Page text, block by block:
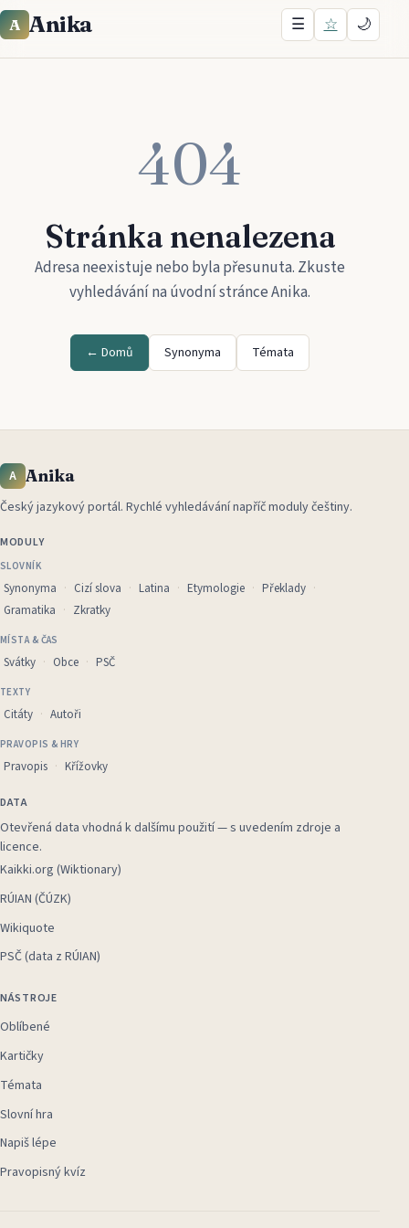
A Anika ☰ ☆ 🌙
404
Stránka nenalezena
Adresa neexistuje nebo byla přesunuta. Zkuste
vyhledávání na úvodní stránceAnika.
← Domů Synonyma Témata
A Anika
Český jazykový portál. Rychlé vyhledávání napříč moduly češtiny.
MODULY
SLOVNÍK
Synonyma Cizí slova Latina Etymologie
Překlady
Gramatika
Zkratky
MÍSTA & ČAS
Svátky Obce PSČ
TEXTY
Citáty Autoři
PRAVOPIS & HRY
Pravopis Křížovky
DATA
Otevřená data vhodná k dalšímu použití — s uvedením zdroje a
licence.
Kaikki.org (Wiktionary)
RÚIAN (ČÚZK)
Wikiquote
PSČ (data z RÚIAN)
NÁSTROJE
Oblíbené
Kartičky
Témata
Slovní hra
Napiš lépe
Pravopisný kvíz